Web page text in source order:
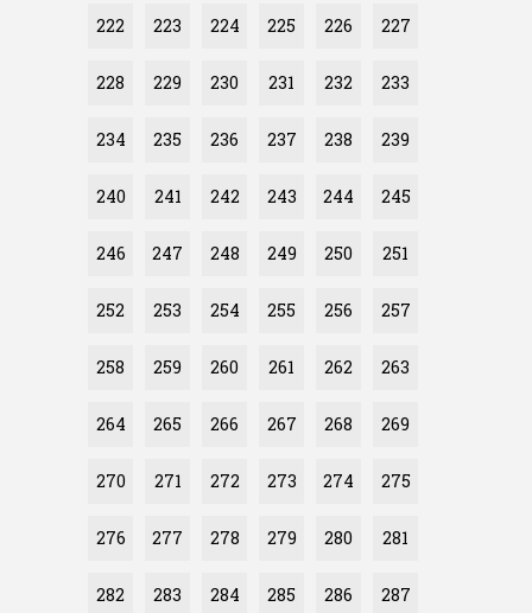
222 223 224 225 226 227
228 229 230 231 232 233
234 235 236 237 238 239
240 241 242 243 244 245
246 247 248 249 250 251
252 253 254 255 256 257
258 259 260 261 262 263
264 265 266 267 268 269
270 271 272 273 274 275
276 277 278 279 280 281
282 283 284 285 286 287